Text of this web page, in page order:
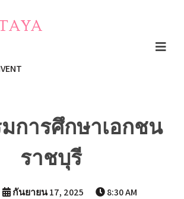
การศึกษาเอกชน
ราชบุรี
กันยายน 17, 2025 8:30 AM